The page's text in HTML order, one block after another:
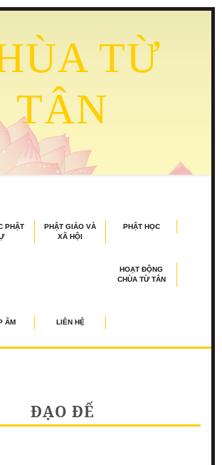
TỪ
TÂN
PHẬT
PHẬT GIÁO VÀ
XÃ HỘI
PHẬT HỌC
HOẠT ĐỘNG
CHÙA TỪ TÂN
ÂM LIÊN HỆ
ĐẠO ĐẾ